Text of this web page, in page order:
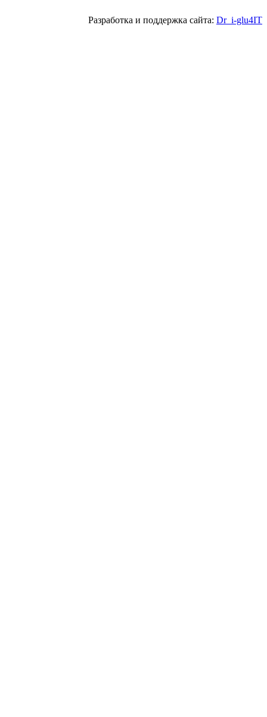
Разработка и поддержка сайта: Dr_i-glu4IT